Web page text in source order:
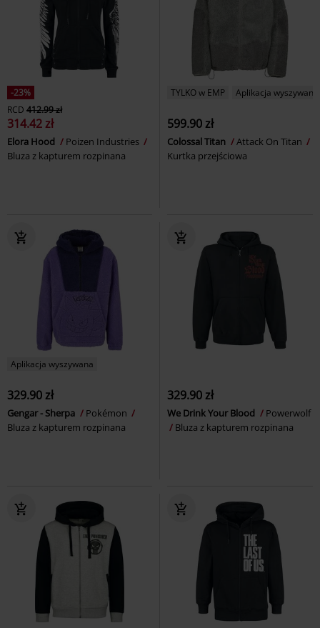
-23%
RCD 412.99 zł
314.42 zł
Elora Hood
Poizen Industries
Bluza z kapturem rozpinana
TYLKO w EMP Aplikacja wyszywana
599.90 zł
Colossal Titan
Attack On Titan
Kurtka przejściowa
Aplikacja wyszywana
329.90 zł
Gengar - Sherpa
Pokémon
Bluza z kapturem rozpinana
329.90 zł
We Drink Your Blood
Powerwolf
Bluza z kapturem rozpinana